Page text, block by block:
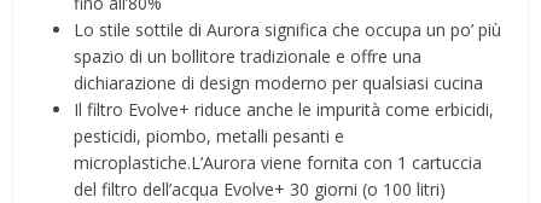
Lo stile sottile di Aurora significa che occupa un po’ più
spazio di un bollitore tradizionale e offre una
dichiarazione di design moderno per qualsiasi cucina
Il filtro Evolve+ riduce anche le impurità come erbicidi,
pesticidi, piombo, metalli pesanti e
microplastiche.L’Aurora viene fornita con 1 cartuccia
del filtro dell’acqua Evolve+ 30 giorni (o 100 litri)